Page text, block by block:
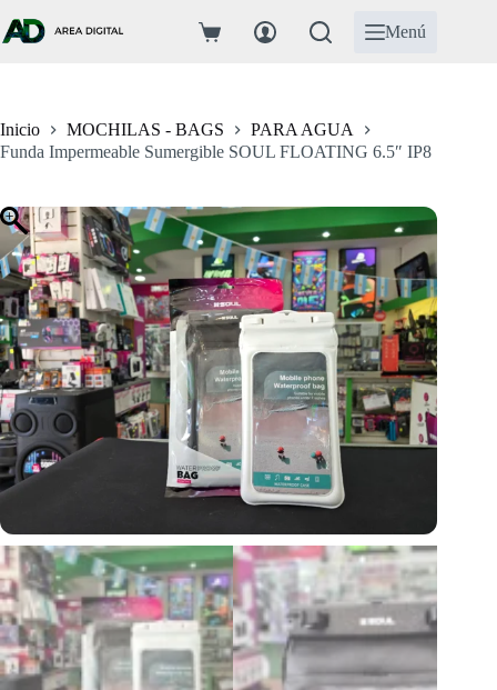
al
contenido
Carro
Menú
Inicio MOCHILAS - BAGS
PARA AGUA
Funda Impermeable Sumergible SOUL FLOATING 6.5″ IP8